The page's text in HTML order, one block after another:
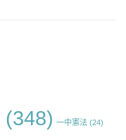
(348) 一中憲法 (24)